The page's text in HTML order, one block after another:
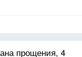
прощения, 4